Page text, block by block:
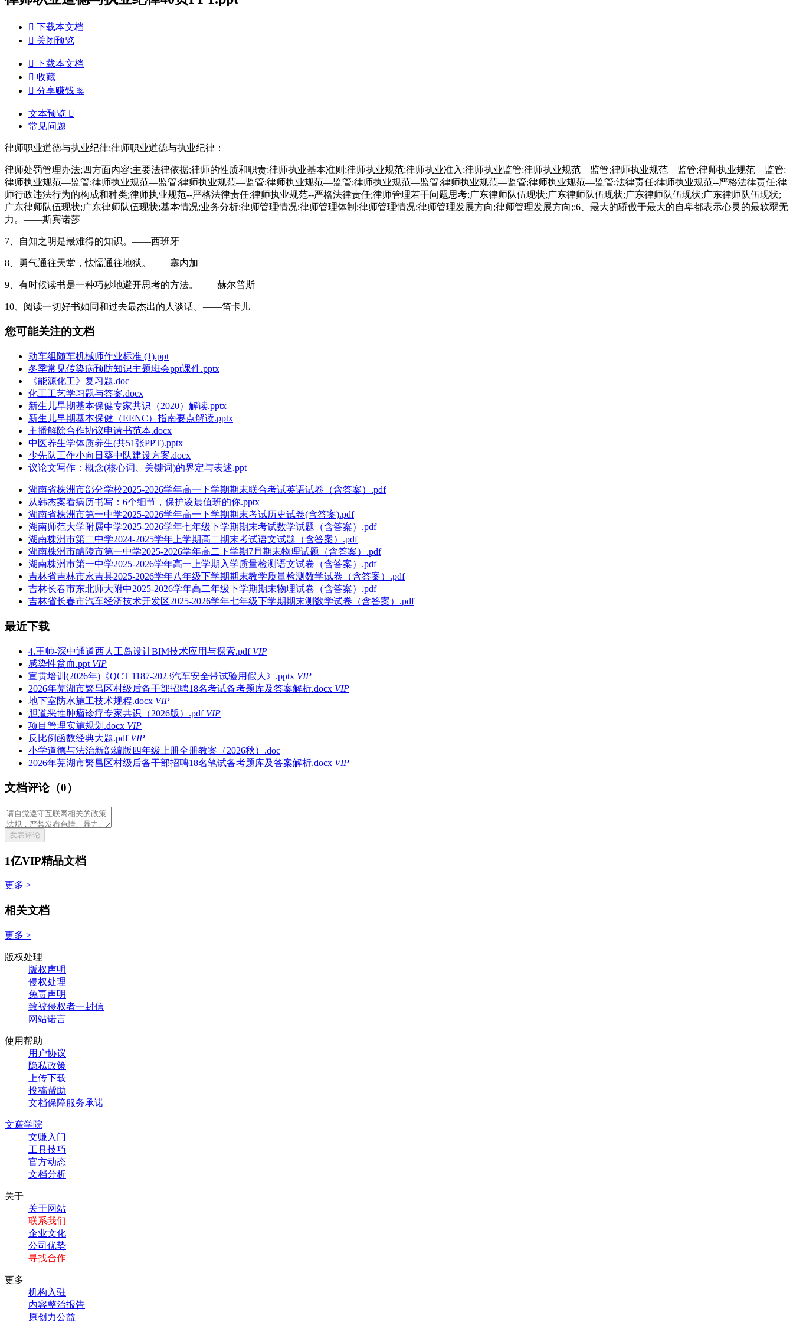
 下载本文档
 关闭预览
 下载本文档
 收藏
 分享赚钱 奖
文本预览 
常见问题
律师职业道德与执业纪律;律师职业道德与执业纪律：
律师处罚管理办法;四方面内容;主要法律依据;律师的性质和职责;律师执业基本准则;律师执业规范;律师执业准入;律师执业监管;律师执业规范—监管;律师执业规范—监管;律师执业规范—监管;
律师执业规范—监管;律师执业规范—监管;律师执业规范—监管;律师执业规范—监管;律师执业规范—监管;律师执业规范—监管;律师执业规范—监管;法律责任;律师执业规范--严格法律责任;律
师行政违法行为的构成和种类;律师执业规范--严格法律责任;律师执业规范--严格法律责任;律师管理若干问题思考;广东律师队伍现状;广东律师队伍现状;广东律师队伍现状;广东律师队伍现状;
广东律师队伍现状;广东律师队伍现状;基本情况;业务分析;律师管理情况;律师管理体制;律师管理情况;律师管理发展方向;律师管理发展方向;;6、最大的骄傲于最大的自卑都表示心灵的最软弱无
力。——斯宾诺莎
7、自知之明是最难得的知识。——西班牙
8、勇气通往天堂，怯懦通往地狱。——塞内加
9、有时候读书是一种巧妙地避开思考的方法。——赫尔普斯
10、阅读一切好书如同和过去最杰出的人谈话。——笛卡儿
您可能关注的文档
动车组随车机械师作业标准 (1).ppt
冬季常见传染病预防知识主题班会ppt课件.pptx
《能源化工》复习题.doc
化工工艺学习题与答案.docx
新生儿早期基本保健专家共识（2020）解读.pptx
新生儿早期基本保健（EENC）指南要点解读.pptx
主播解除合作协议申请书范本.docx
中医养生学体质养生(共51张PPT).pptx
少先队工作小向日葵中队建设方案.docx
议论文写作：概念(核心词、关键词)的界定与表述.ppt
湖南省株洲市部分学校2025-2026学年高一下学期期末联合考试英语试卷（含答案）.pdf
从韩杰案看病历书写：6个细节，保护凌晨值班的你.pptx
湖南省株洲市第一中学2025-2026学年高一下学期期末考试历史试卷(含答案).pdf
湖南师范大学附属中学2025-2026学年七年级下学期期末考试数学试题（含答案）.pdf
湖南株洲市第二中学2024-2025学年上学期高二期末考试语文试题（含答案）.pdf
湖南株洲市醴陵市第一中学2025-2026学年高二下学期7月期末物理试题（含答案）.pdf
湖南株洲市第一中学2025-2026学年高一上学期入学质量检测语文试卷（含答案）.pdf
吉林省吉林市永吉县2025-2026学年八年级下学期期末教学质量检测数学试卷（含答案）.pdf
吉林长春市东北师大附中2025-2026学年高二年级下学期期末物理试卷（含答案）.pdf
吉林省长春市汽车经济技术开发区2025-2026学年七年级下学期期末测数学试卷（含答案）.pdf
最近下载
4.王帅-深中通道西人工岛设计BIM技术应用与探索.pdf VIP
感染性贫血.ppt VIP
宣贯培训(2026年)《QCT 1187-2023汽车安全带试验用假人》.pptx VIP
2026年芜湖市繁昌区村级后备干部招聘18名考试备考题库及答案解析.docx VIP
地下室防水施工技术规程.docx VIP
胆道恶性肿瘤诊疗专家共识（2026版）.pdf VIP
项目管理实施规划.docx VIP
反比例函数经典大题.pdf VIP
小学道德与法治新部编版四年级上册全册教案（2026秋）.doc
2026年芜湖市繁昌区村级后备干部招聘18名笔试备考题库及答案解析.docx VIP
文档评论（0）
发表评论
1亿VIP精品文档
更多 >
相关文档
更多 >
版权处理
版权声明
侵权处理
免责声明
致被侵权者一封信
网站诺言
使用帮助
用户协议
隐私政策
上传下载
投稿帮助
文档保障服务承诺
文赚学院
文赚入门
工具技巧
官方动态
文档分析
关于
关于网站
联系我们
企业文化
公司优势
寻找合作
更多
机构入驻
内容整治报告
原创力公益